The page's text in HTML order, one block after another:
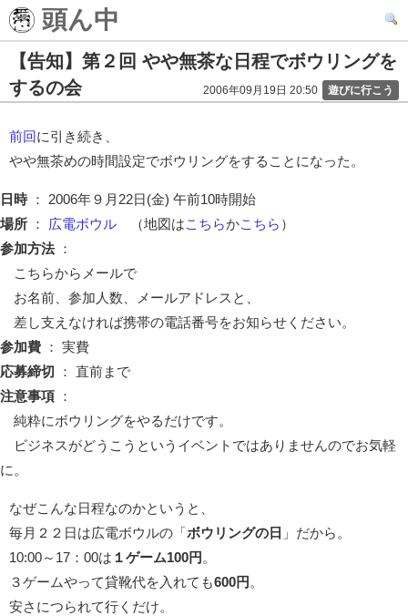
頭ん中
【告知】第２回 やや無茶な日程でボウリングを
するの会
2006年09月19日 20:50 遊びに行こう
前回に引き続き、
やや無茶めの時間設定でボウリングをすることになった。
日時： 2006年９月22日(金) 午前10時開始
場所 ： 広電ボウル （地図はこちらかこちら ）
参加方法：
こちらからメールで
お名前、参加人数、メールアドレスと、
差し支えなければ携帯の電話番号をお知らせください。
参加費 ： 実費
応募締切 ： 直前まで
注意事項 ：
純粋にボウリングをやるだけです。
ビジネスがどうこうというイベントではありませんのでお気軽
に。
なぜこんな日程なのかというと、
毎月２２日は広電ボウルの「ボウリングの日 」だから。
10:00～17：00は １ゲーム100円 。
３ゲームやって貸靴代を入れても600円 。
安さにつられて行くだけ。